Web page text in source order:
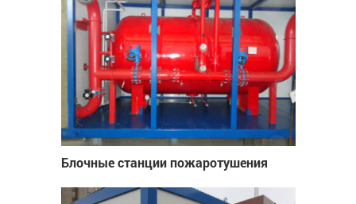
Блочные станции пожаротушения